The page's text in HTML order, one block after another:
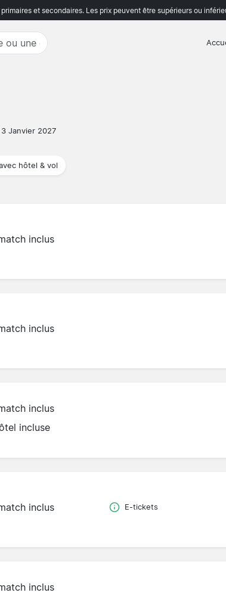
et secondaires. Les prix peuvent être supérieurs ou
3 Janvier 2027
hôtel & vol
inclus
inclus
inclus
incluse
inclus E-tickets
inclus